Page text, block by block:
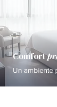
Comfort
Un ambiente